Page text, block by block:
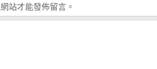
網站才能發佈留言。